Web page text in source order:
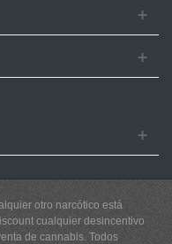
otro narcótico está
cualquier desincentivo
de cannabis. Todos